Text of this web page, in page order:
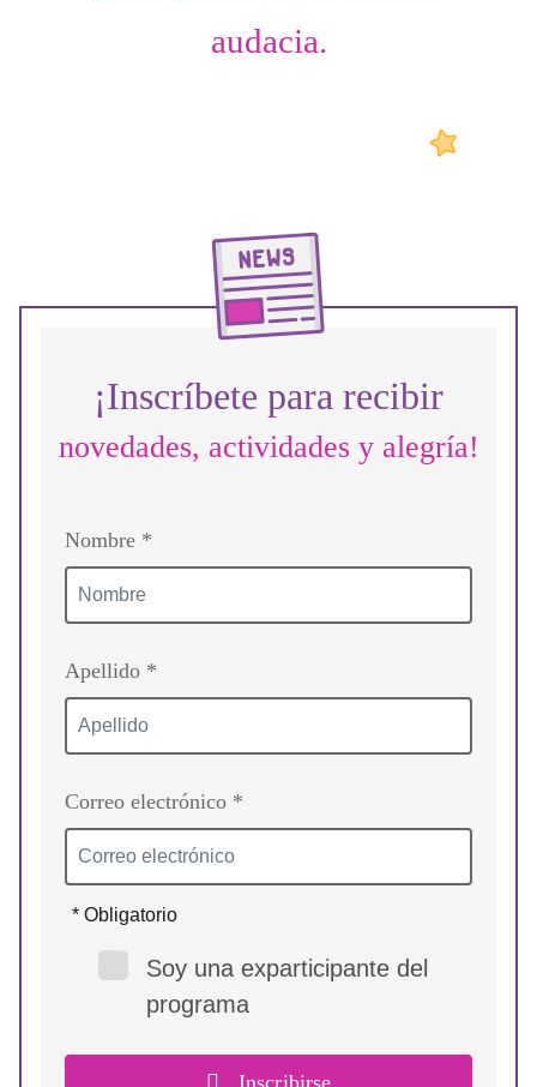
audacia.
¡Inscríbete para recibir
novedades, actividades y alegría!
Nombre *
Apellido *
Correo electrónico *
Inscribirse
* Obligatorio
Soy una exparticipante del
programa